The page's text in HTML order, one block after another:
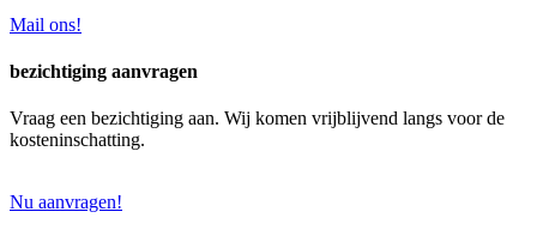
Mail ons!
bezichtiging aanvragen
Vraag een bezichtiging aan. Wij komen vrijblijvend langs voor de
kosteninschatting.
Nu aanvragen!